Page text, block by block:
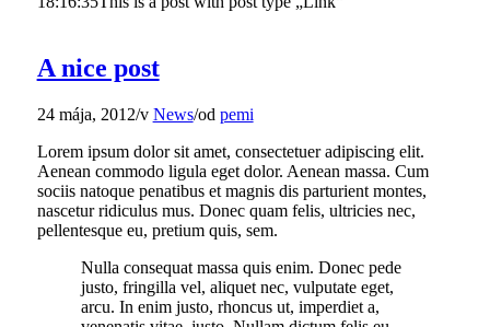
A nice post
24 mája, 2012/v News/od pemi
Lorem ipsum dolor sit amet, consectetuer adipiscing elit.
Aenean commodo ligula eget dolor. Aenean massa. Cum
sociis natoque penatibus et magnis dis parturient montes,
nascetur ridiculus mus. Donec quam felis, ultricies nec,
pellentesque eu, pretium quis, sem.
Nulla consequat massa quis enim. Donec pede
justo, fringilla vel, aliquet nec, vulputate eget,
arcu. In enim justo, rhoncus ut, imperdiet a,